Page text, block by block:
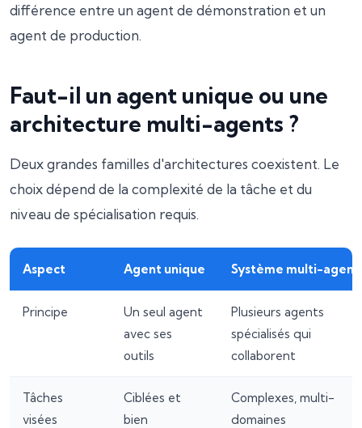
différence entre un agent de démonstration et un
agent de production.
Faut-il un agent unique ou une
architecture multi-agents ?
Deux grandes familles d'architectures coexistent. Le
choix dépend de la complexité de la tâche et du
niveau de spécialisation requis.
Aspect Agent unique Système multi-
Principe
Un seul agent
avec ses
outils
Plusieurs agents
spécialisés qui
collaborent
Tâches
visées
Ciblées et
bien
Complexes, multi-
domaines